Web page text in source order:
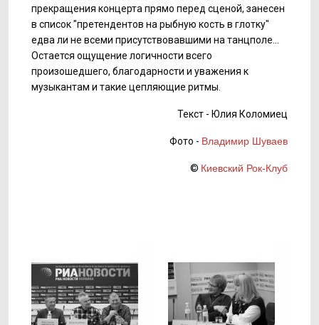
прекращения концерта прямо перед сценой, занесен
в список "претендентов на рыбную кость в глотку"
едва ли не всеми присутствовавшими на танцполе...
Остается ощущение логичности всего
произошедшего, благодарности и уважения к
музыкантам и такие цепляющие ритмы.
Текст - Юлия Коломиец
Фото - Владимир Шуваев
© Киевский Рок-Клуб